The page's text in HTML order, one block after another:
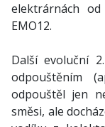
elektrárnách
EMO12.
Další evoluční
odpouštěním
odpouštěl jen
směsi, ale